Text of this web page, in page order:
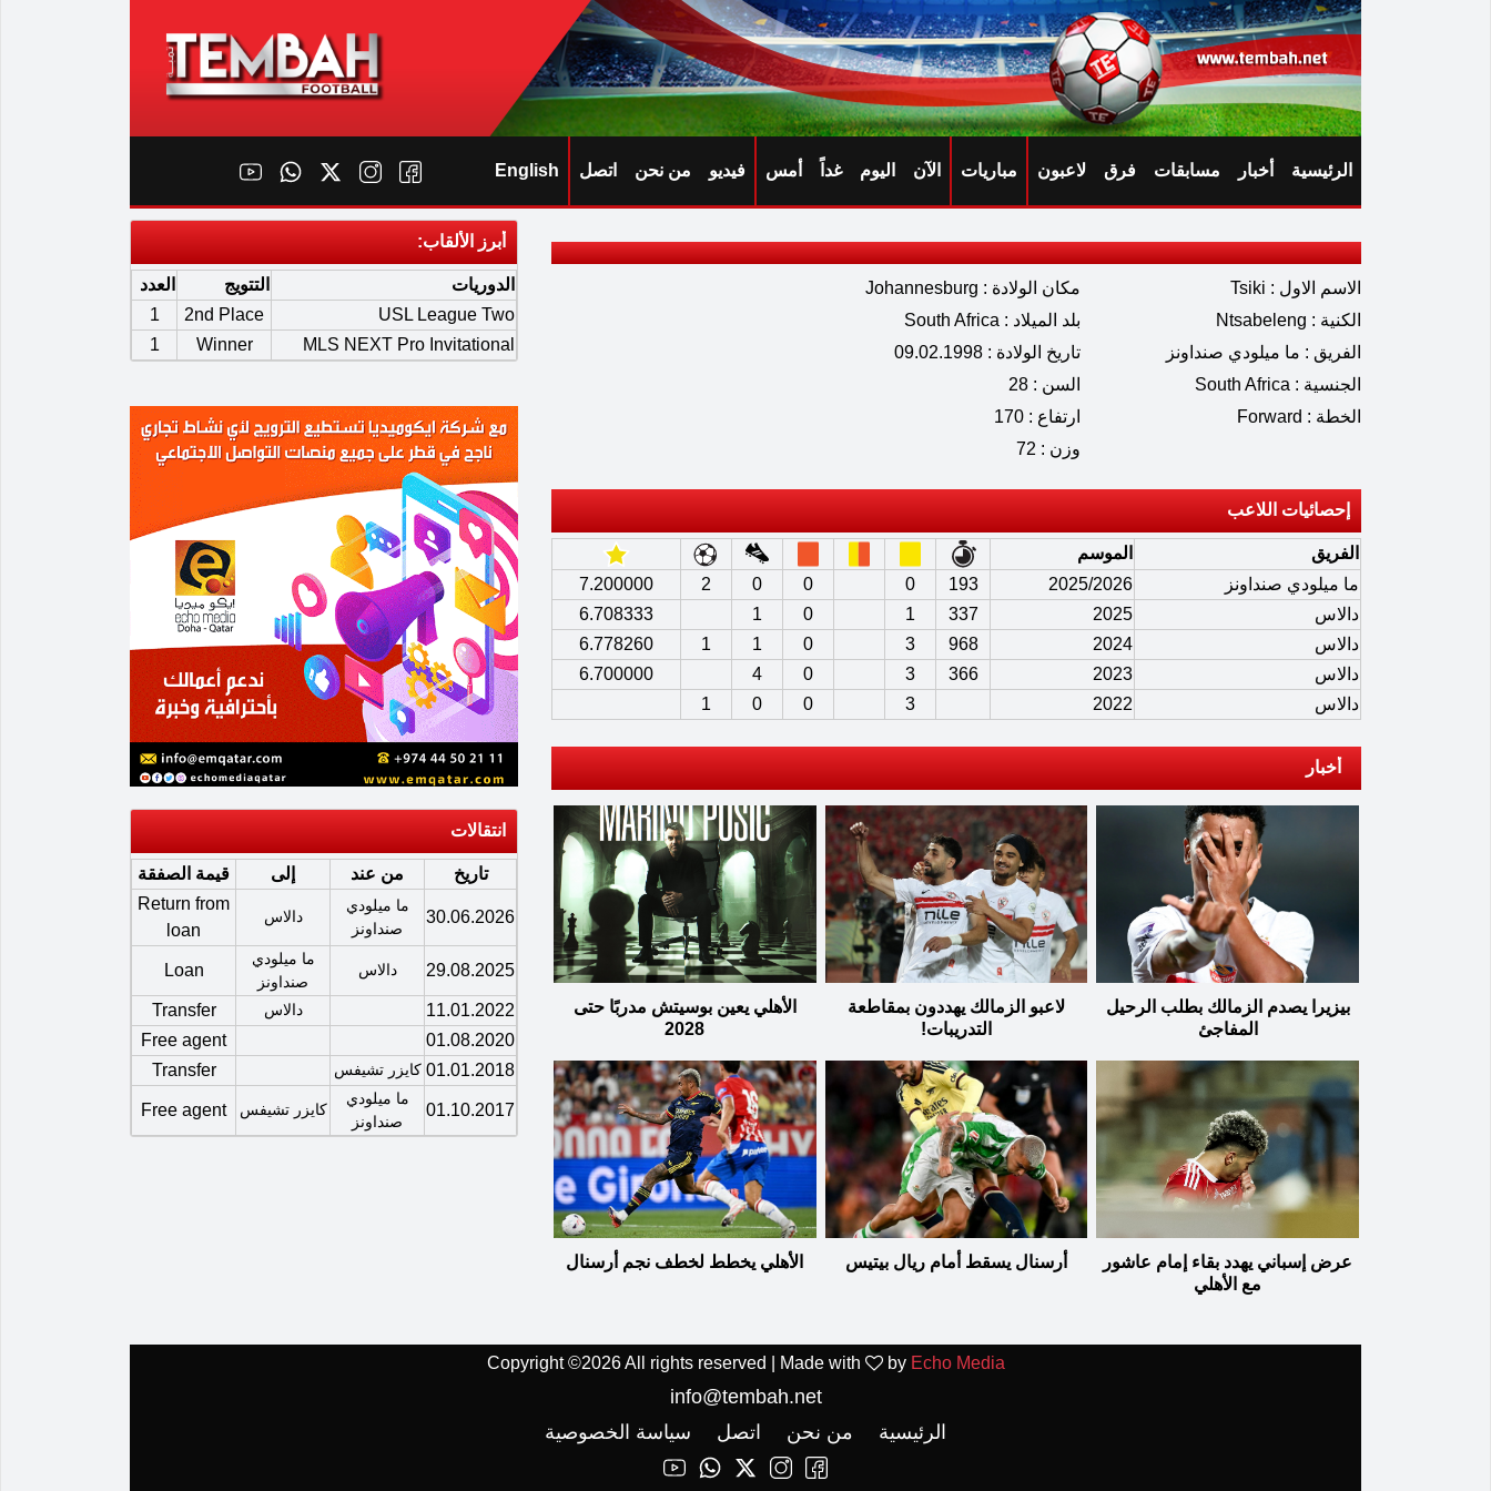
الرئيسية أخبار مسابقات فرق لاعبون مباريات الآن اليوم غداً أمس فيديو من نحن اتصل English
الاسم الاول : Tsiki
الكنية : Ntsabeleng
الفريق : ما ميلودي صنداونز
الجنسية : South Africa
الخطة : Forward
مكان الولادة : Johannesburg
بلد الميلاد : South Africa
تاريخ الولادة : 09.02.1998
السن : 28
ارتفاع : 170
وزن : 72
إحصائيات اللاعب
الفريق
الموسم
ما ميلودي صنداونز
2025/2026
193
0
0
0
2
7.200000
دالاس
2025
337
1
0
1
6.708333
دالاس
2024
968
3
0
1
1
6.778260
دالاس
2023
366
3
0
4
6.700000
دالاس
2022
3
0
0
1
أخبار
بيزيرا يصدم الزمالك بطلب الرحيل
المفاجئ
لاعبو الزمالك يهددون بمقاطعة
التدريبات!
الأهلي يعين بوسيتش مدربًا حتى
2028
عرض إسباني يهدد بقاء إمام عاشور
مع الأهلي
أرسنال يسقط أمام ريال بيتيس الأهلي يخطط لخطف نجم أرسنال
أبرز الألقاب:
الدوريات التتويج
العدد
USL League Two
2nd Place
1
MLS NEXT Pro Invitational
Winner
1
انتقالات
تاريخ من عند إلى قيمة الصفقة
30.06.2026
ما ميلودي
صنداونز
دالاس
Return from
loan
29.08.2025 دالاس
ما ميلودي
صنداونز
Loan
11.01.2022 دالاس
Transfer
01.08.2020
Free agent
01.01.2018 كايزر تشيفس Transfer
01.10.2017
ما ميلودي
صنداونز
كايزر تشيفس Free agent
Copyright ©2026 All rights reserved | Made with by Echo Media
info@tembah.net
الرئيسية
من نحن اتصل سياسة الخصوصية